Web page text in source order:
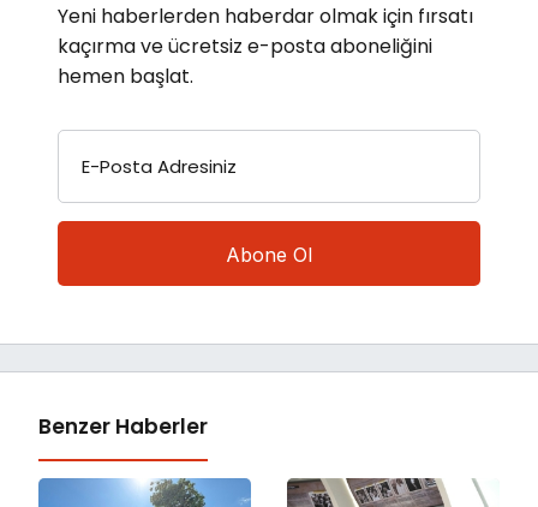
Yeni haberlerden haberdar olmak için fırsatı
kaçırma ve ücretsiz e-posta aboneliğini
hemen başlat.
E-Posta Adresiniz
Benzer Haberler